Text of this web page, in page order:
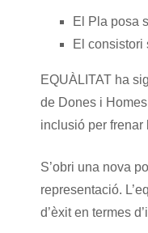
El Pla posa
El consistori
EQUÀLITAT ha
de Dones i
inclusió per frenar
S’obri una nova
representació.
d’èxit en termes